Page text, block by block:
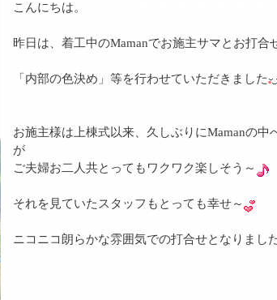
こんにちは。
昨日は、着工中のMamanでお施主サマとお打合
「内部の色決め」等を行わせていただきました
お施主様は上棟式以来、久しぶりにMamanの中
が
ご夫婦お二人共とってもワクワク楽しそう～
それを見ていたスタッフもとっても幸せ～
ニコニコ朗らかな雰囲気での打合せとなりました